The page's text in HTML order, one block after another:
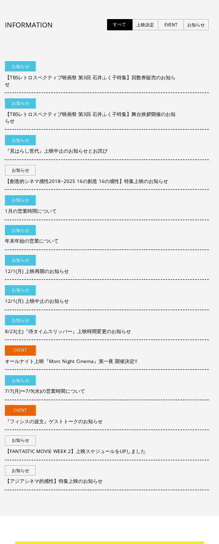
INFORMATION すべて 上映決定 EVENT お知らせ
お知らせ
【TBSレトロスペクティブ映画祭 第3回 石井ふく子特集】回数券販売のお知ら
せ
お知らせ
【TBSレトロスペクティブ映画祭 第3回 石井ふく子特集】舞台挨拶開催のお知
らせ
お知らせ
『見はらし世代』上映中止のお知らせとお詫び
お知らせ
【創造的シネマ感性2018−2025 16の創造 16の感性】特集上映のお知らせ
お知らせ
1月の営業時間について
お知らせ
年末年始の営業について
お知らせ
12/1(月) 上映再開のお知らせ
お知らせ
12/1(月) 上映中止のお知らせ
お知らせ
8/23(土)『侍タイムスリッパー』上映時間変更のお知らせ
EVENT
オールナイト上映『Morc Night Cinema』第一夜 開催決定!!
お知らせ
7/7(月)〜7/9(水)の営業時間について
EVENT
『フィシスの波文』ゲストトークのお知らせ
お知らせ
【FANTASTIC MOVIE WEEK 2】上映スケジュールをUPしました
お知らせ
【アジアシネマ的感性】特集上映のお知らせ